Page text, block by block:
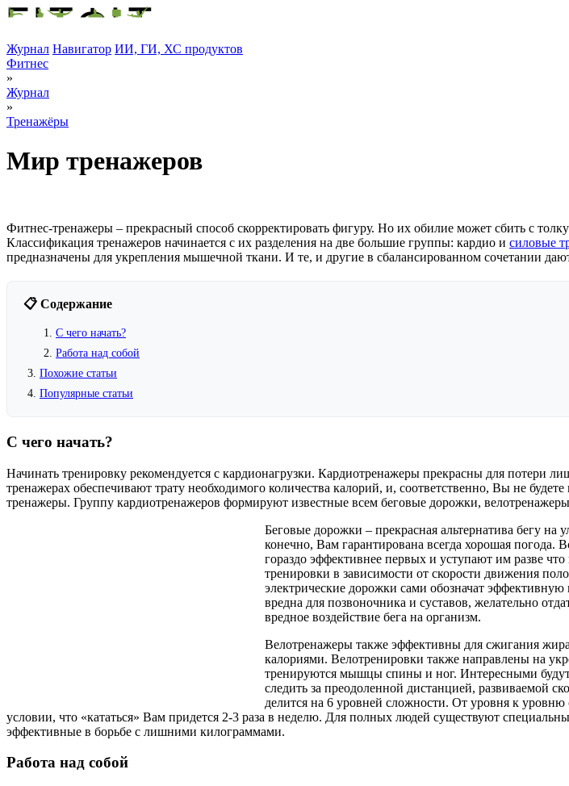
Журнал Навигатор ИИ, ГИ, ХС продуктов
Фитнес
»
Журнал
»
Тренажёры
Мир тренажеров
Фитнес-тренажеры – прекрасный способ скорректировать фигуру. Но их обилие может сбить с
Классификация тренажеров начинается с их разделения на две большие группы: кардио и силовые
предназначены для укрепления мышечной ткани. И те, и другие в сбалансированном сочетании
📋 Содержание
С чего начать?
Работа над собой
Похожие статьи
Популярные статьи
С чего начать?
Начинать тренировку рекомендуется с кардионагрузки. Кардиотренажеры прекрасны для потери
тренажерах обеспечивают трату необходимого количества калорий, и, соответственно, Вы не
тренажеры. Группу кардиотренажеров формируют известные всем беговые дорожки,
Беговые дорожки – прекрасная альтернатива бегу
конечно, Вам гарантирована всегда хорошая погода.
гораздо эффективнее первых и уступают им разве
тренировки в зависимости от скорости движения
электрические дорожки сами обозначат эффективную
вредна для позвоночника и суставов, желательно
вредное воздействие бега на организм.
Велотренажеры также эффективны для сжигания
калориями. Велотренировки также направлены на
тренируются мышцы спины и ног. Интересными
следить за преодоленной дистанцией, развиваемой
делится на 6 уровней сложности. От уровня к
условии, что «кататься» Вам придется 2-3 раза в неделю. Для полных людей существуют
эффективные в борьбе с лишними килограммами.
Работа над собой